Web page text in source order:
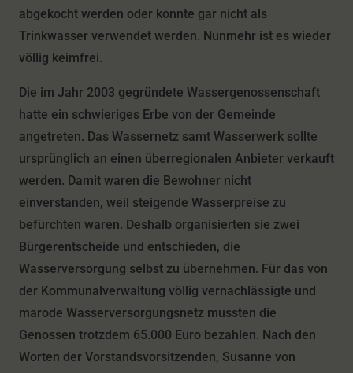
abgekocht werden oder konnte gar nicht als
Trinkwasser verwendet werden. Nunmehr ist es wieder
völlig keimfrei.
Die im Jahr 2003 gegründete Wassergenossenschaft
hatte ein schwieriges Erbe von der Gemeinde
angetreten. Das Wassernetz samt Wasserwerk sollte
ursprünglich an einen überregionalen Anbieter verkauft
werden. Damit waren die Bewohner nicht
einverstanden, weil steigende Wasserpreise zu
befürchten waren. Deshalb organisierten sie zwei
Bürgerentscheide und entschieden, die
Wasserversorgung selbst zu übernehmen. Für das von
der Kommunalverwaltung völlig vernachlässigte und
marode Wasserversorgungsnetz mussten die
Genossen trotzdem 65.000 Euro bezahlen. Nach den
Worten der Vorstandsvorsitzenden, Susanne von